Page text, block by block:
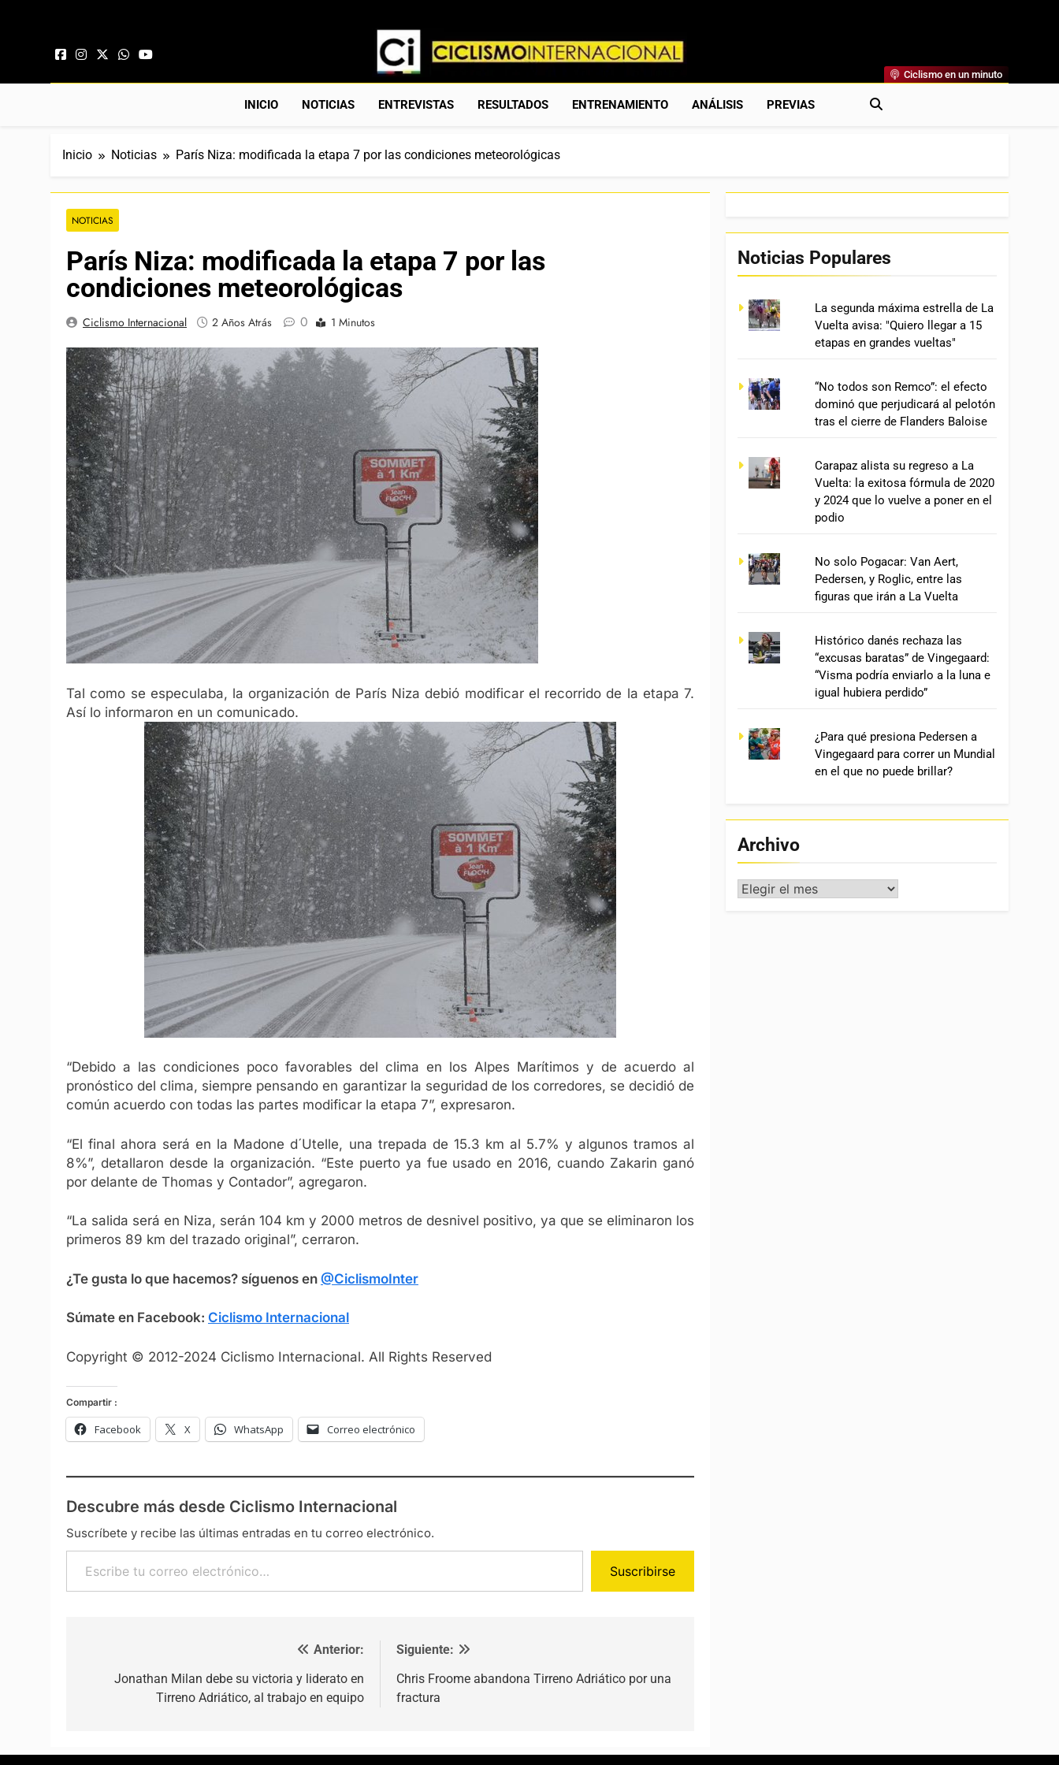
Ciclismo Internacional
Web Dedicada Al Ciclismo Mundial. Entrevistas, Análisis, Crónicas, Previas Y Más. La Web Ciclista De Referencia.
Ciclismo en un minuto
INICIO NOTICIAS ENTREVISTAS RESULTADOS ENTRENAMIENTO ANÁLISIS PREVIAS
Inicio Noticias París Niza: modificada la etapa 7 por las condiciones meteorológicas
NOTICIAS
París Niza: modificada la etapa 7 por las
condiciones meteorológicas
Ciclismo Internacional 2 Años Atrás 0 1 Minutos
Tal como se especulaba, la organización de París Niza debió modificar el recorrido de la etapa 7.
Así lo informaron en un comunicado.
“Debido a las condiciones poco favorables del clima en los Alpes Marítimos y de acuerdo al
pronóstico del clima, siempre pensando en garantizar la seguridad de los corredores, se decidió de
común acuerdo con todas las partes modificar la etapa 7”, expresaron.
“El final ahora será en la Madone d´Utelle, una trepada de 15.3 km al 5.7% y algunos tramos al
8%”, detallaron desde la organización. “Este puerto ya fue usado en 2016, cuando Zakarin ganó
por delante de Thomas y Contador”, agregaron.
“La salida será en Niza, serán 104 km y 2000 metros de desnivel positivo, ya que se eliminaron los
primeros 89 km del trazado original”, cerraron.
¿Te gusta lo que hacemos? síguenos en @CiclismoInter
Súmate en Facebook: Ciclismo Internacional
Copyright © 2012-2024 Ciclismo Internacional. All Rights Reserved
Compartir :
Facebook X WhatsApp Correo electrónico
Descubre más desde Ciclismo Internacional
Suscríbete y recibe las últimas entradas en tu correo electrónico.
Escribe tu correo electrónico…
Suscribirse
Anterior:
Jonathan Milan debe su victoria y liderato en
Tirreno Adriático, al trabajo en equipo
Siguiente:
Chris Froome abandona Tirreno Adriático por una
fractura
Noticias Populares
La segunda máxima estrella de La
Vuelta avisa: "Quiero llegar a 15
etapas en grandes vueltas"
“No todos son Remco”: el efecto
dominó que perjudicará al pelotón
tras el cierre de Flanders Baloise
Carapaz alista su regreso a La
Vuelta: la exitosa fórmula de 2020
y 2024 que lo vuelve a poner en el
podio
No solo Pogacar: Van Aert,
Pedersen, y Roglic, entre las
figuras que irán a La Vuelta
Histórico danés rechaza las
“excusas baratas” de Vingegaard:
“Visma podría enviarlo a la luna e
igual hubiera perdido”
¿Para qué presiona Pedersen a
Vingegaard para correr un Mundial
en el que no puede brillar?
Archivo
Archivo